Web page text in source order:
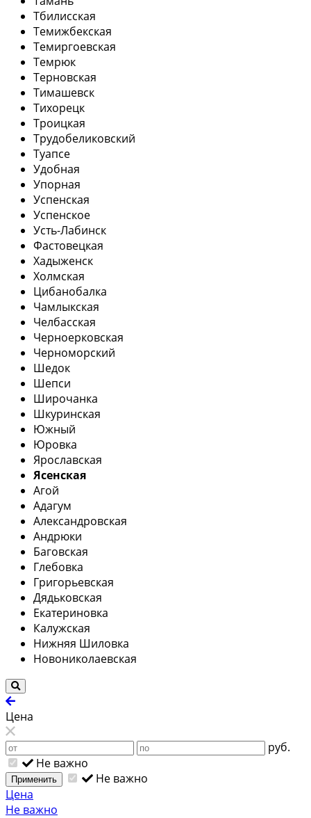
Тбилисская
Темижбекская
Темиргоевская
Темрюк
Терновская
Тимашевск
Тихорецк
Троицкая
Трудобеликовский
Туапсе
Удобная
Упорная
Успенская
Успенское
Усть-Лабинск
Фастовецкая
Хадыженск
Холмская
Цибанобалка
Чамлыкская
Челбасская
Черноерковская
Черноморский
Шедок
Шепси
Широчанка
Шкуринская
Южный
Юровка
Ярославская
Ясенская
Агой
Адагум
Александровская
Андрюки
Баговская
Глебовка
Григорьевская
Дядьковская
Екатериновка
Калужская
Нижняя Шиловка
Новониколаевская
Цена
руб.
Не важно
Применить
Не важно
Цена
Не важно